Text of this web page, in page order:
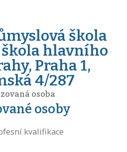
škola
hlavního
Praha 1,
4/287
osoba
osoby
kvalifikace